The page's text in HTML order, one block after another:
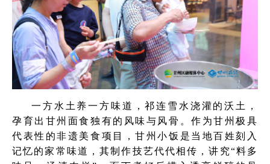
一方水土养一方味道，祁连雪水浇灌的沃土，
孕育出甘州面食独有的风味与风骨。作为甘州极具
代表性的非遗美食项目，甘州小饭是当地百姓刻入
记忆的家常味道，其制作技艺代代相传，讲究“料多